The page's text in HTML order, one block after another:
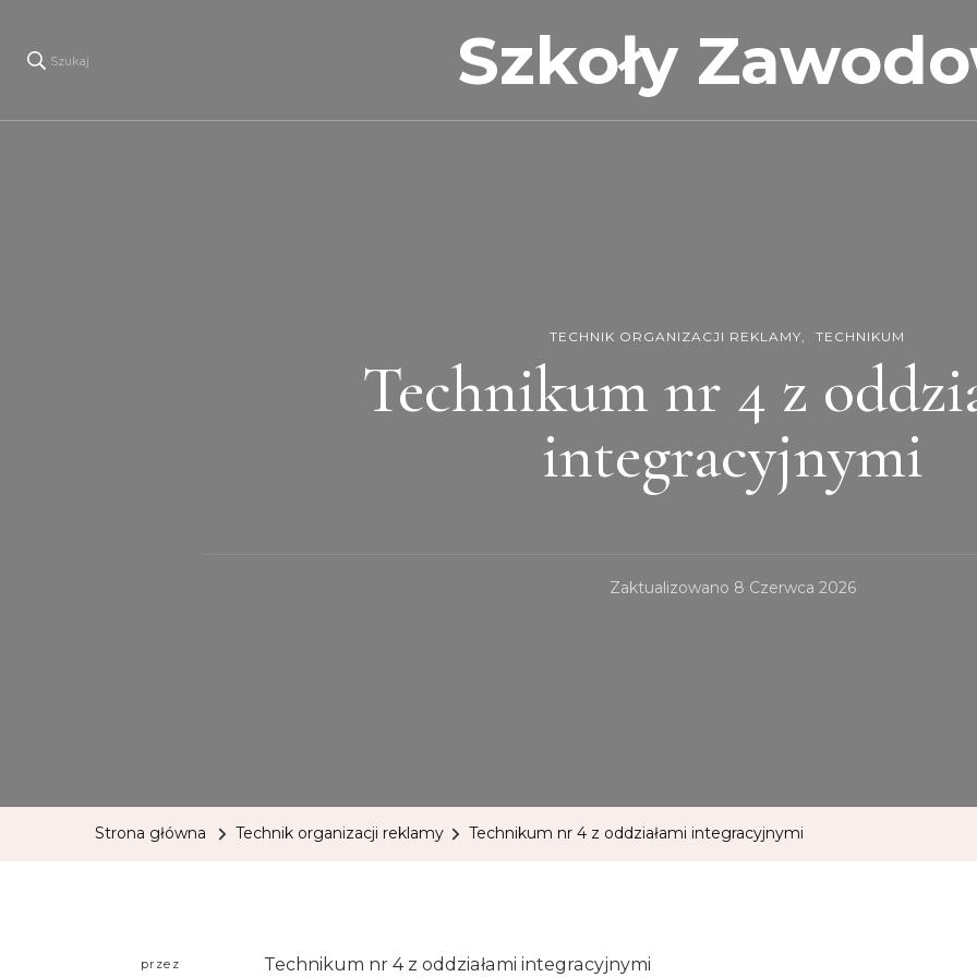
Szukaj Szkoły
TECHNIK ORGANIZACJI REKLAMY TECHNIKUM
Technikum nr 4 z
integracyjnymi
Zaktualizowano 8 Czerwca 2026
Strona główna Technik organizacji reklamy Technikum nr 4 z oddziałami integracyjnymi
przez Technikum nr 4 z oddziałami integracyjnymi